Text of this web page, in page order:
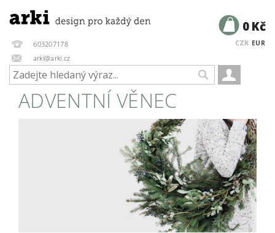
603207178
arki@arki.cz
CZK EUR
0 Kč
ADVENTNÍ VĚNEC